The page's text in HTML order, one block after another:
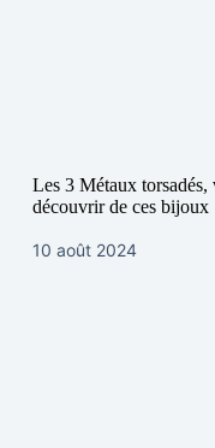
Les 3 Métaux
découvrir de ces bijoux
10 août 2024